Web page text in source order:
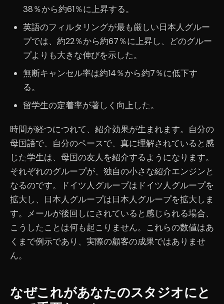
38％から約61％に上昇する。
英語のフィルタリングが最も厳しい日本人グルー
プでは、約22％から約67％に上昇し、どのグルー
プよりも大きな伸びを示した。
無断キャンセル率は約14％から約7％に低下す
る。
留学生の定着率が著しく向上した。
時間が経つにつれて、紹介効果が生まれます。自分の
母国語で、自分のペースで、真に理解されていると感
じた学生は、母国の友人を紹介するようになります。
それぞれのグループが、独自の小さな紹介エンジンと
なるのです。ドイツ人グループはドイツ人グループを
拡大し、日本人グループは日本人グループを拡大しま
す。メールが後回しにされていると感じられる場合、
こうしたことは何も起こりません。これらの数値はあ
くまで例示であり、実際の顧客の成果ではありませ
ん。
なぜこれがあなたのスタジオにと